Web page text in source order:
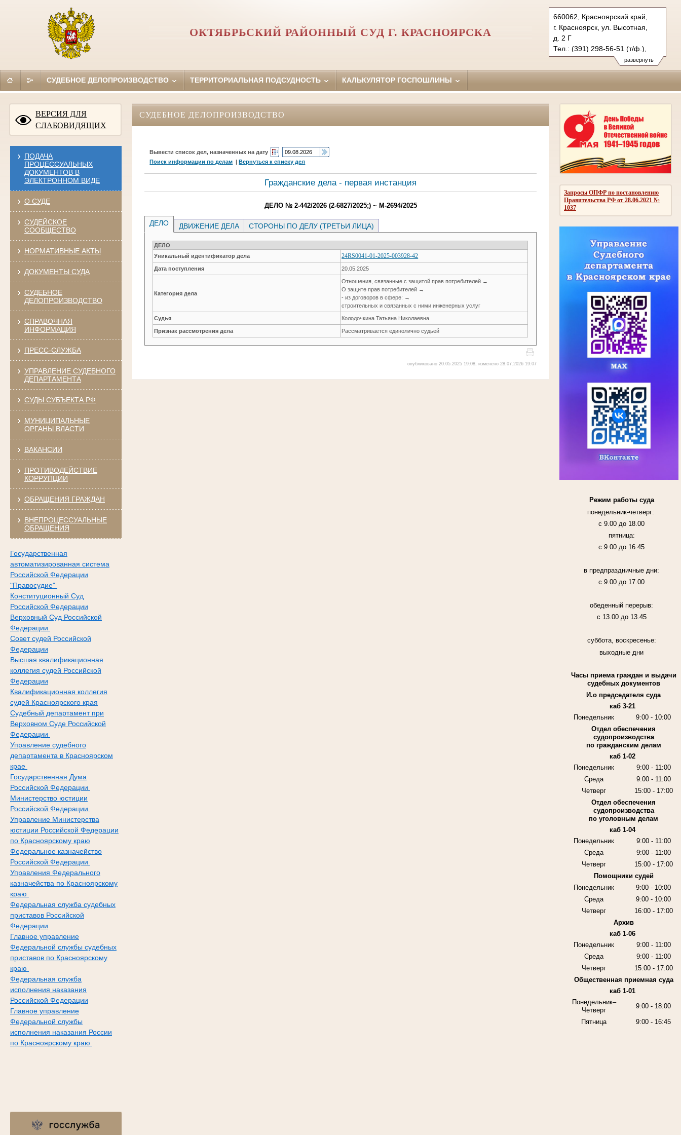
развернуть
660062, Красноярский край,
г. Красноярск, ул. Высотная,
д. 2 Г
Тел.: (391) 298-56-51 (т/ф.),
(391) 246-25-03
oktyabr.krk@sudrf.ru
ОКТЯБРЬСКИЙ РАЙОННЫЙ СУД Г. КРАСНОЯРСКА
СУДЕБНОЕ ДЕЛОПРОИЗВОДСТВО ТЕРРИТОРИАЛЬНАЯ ПОДСУДНОСТЬ КАЛЬКУЛЯТОР ГОСПОШЛИНЫ
ВЕРСИЯ ДЛЯ
СЛАБОВИДЯЩИХ
ПОДАЧА
ПРОЦЕССУАЛЬНЫХ
ДОКУМЕНТОВ В
ЭЛЕКТРОННОМ ВИДЕ
О СУДЕ
СУДЕЙСКОЕ
СООБЩЕСТВО
НОРМАТИВНЫЕ АКТЫ
ДОКУМЕНТЫ СУДА
СУДЕБНОЕ
ДЕЛОПРОИЗВОДСТВО
СПРАВОЧНАЯ
ИНФОРМАЦИЯ
ПРЕСС-СЛУЖБА
УПРАВЛЕНИЕ СУДЕБНОГО
ДЕПАРТАМЕНТА
СУДЫ СУБЪЕКТА РФ
МУНИЦИПАЛЬНЫЕ
ОРГАНЫ ВЛАСТИ
ВАКАНСИИ
ПРОТИВОДЕЙСТВИЕ
КОРРУПЦИИ
ОБРАЩЕНИЯ ГРАЖДАН
ВНЕПРОЦЕССУАЛЬНЫЕ
ОБРАЩЕНИЯ
Государственная
автоматизированная система
Российской Федерации
"Правосудие"
Конституционный Суд
Российской Федерации
Верховный Суд Российской
Федерации
Совет судей Российской
Федерации
Высшая квалификационная
коллегия судей Российской
Федерации
Квалификационная коллегия
судей Красноярского края
Судебный департамент при
Верховном Суде Российской
Федерации
Управление судебного
департамента в Красноярском
крае
Государственная Дума
Российской Федерации
Министерство юстиции
Российской Федерации
Управление Министерства
юстиции Российской Федерации
по Красноярскому краю
Федеральное казначейство
Российской Федерации
Управления Федерального
казначейства по Красноярскому
краю
Федеральная служба судебных
приставов Российской
Федерации
Главное управление
Федеральной службы судебных
приставов по Красноярскому
краю
Федеральная служба
исполнения наказания
Российской Федерации
Главное управление
Федеральной службы
исполнения наказания России
по Красноярскому краю
Запросы ОПФР по постановлению
Правительства РФ от 28.06.2021 №
1037
Режим работы суда
понедельник-четверг:
с 9.00 до 18.00
пятница:
с 9.00 до 16.45
в предпраздничные дни:
с 9.00 до 17.00
обеденный перерыв:
с 13.00 до 13.45
суббота, воскресенье:
выходные дни
Часы приема граждан и выдачи
судебных документов
И.о председателя суда
каб 3-21
Понедельник
9:00 - 10:00
Отдел обеспечения
судопроизводства
по гражданским делам
каб 1-02
Понедельник
9:00 - 11:00
Среда
9:00 - 11:00
Четверг
15:00 - 17:00
Отдел обеспечения
судопроизводства
по уголовным делам
каб 1-04
Понедельник
9:00 - 11:00
Среда
9:00 - 11:00
Четверг
15:00 - 17:00
Помощники судей
Понедельник
9:00 - 10:00
Среда
9:00 - 10:00
Четверг
16:00 - 17:00
Архив
каб 1-06
Понедельник
9:00 - 11:00
Среда
9:00 - 11:00
Четверг
15:00 - 17:00
Общественная приемная суда
каб 1-01
Понедельник–
Четверг
9:00 - 18:00
Пятница 9:00 - 16:45
СУДЕБНОЕ ДЕЛОПРОИЗВОДСТВО
Вывести список дел, назначенных на дату
Поиск информации по делам |Вернуться к списку дел
Гражданские дела - первая инстанция
ДЕЛО № 2-442/2026 (2-6827/2025;) ~ М-2694/2025
ДЕЛО ДВИЖЕНИЕ ДЕЛА СТОРОНЫ ПО ДЕЛУ (ТРЕТЬИ ЛИЦА)
ДЕЛО
Уникальный идентификатор дела
24RS0041-01-2025-003928-42
Дата поступления 20.05.2025
Категория дела
Отношения, связанные с защитой прав потребителей →
О защите прав потребителей →
- из договоров в сфере: →
строительных и связанных с ними инженерных услуг
Судья Колодочкина Татьяна Николаевна
Признак рассмотрения дела Рассматривается единолично судьей
опубликовано 20.05.2025 19:08, изменено 28.07.2026 19:07